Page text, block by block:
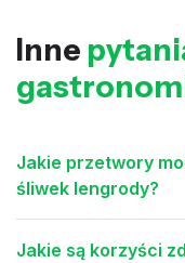
Inne
Jakie przetwory
śliwek lengrody?
Jakie są korzyści